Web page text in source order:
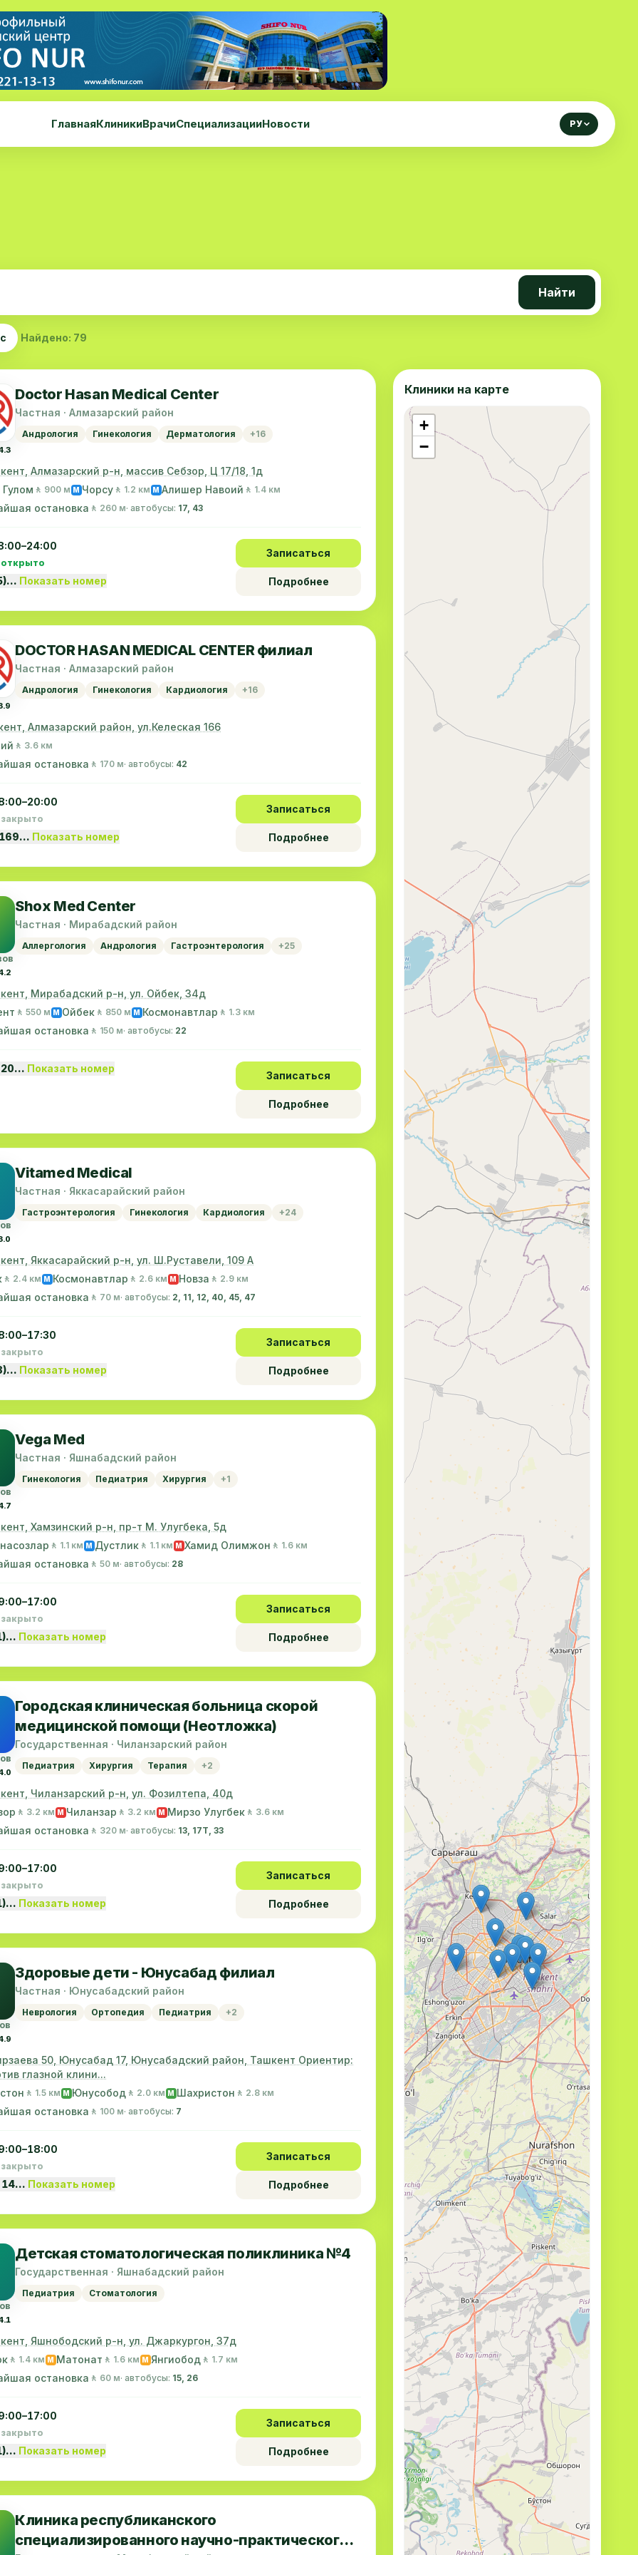
ГлавнаяКлиникиВрачиСпециализацииНовости РУ
Найти
Найдено: 79
Doctor Hasan Medical Center
Частная · Алмазарский район
Андрология Гинекология Дерматология +16
Алмазарский р-н, массив Себзор, Ц 17/18, 1д
Гулом 🚶 900 м M Чорсу 🚶 1.2 км M Алишер Навоий 🚶 1.4 км
остановка 🚶 260 м· автобусы: 17, 43
открыто
Показать номер
Записаться
Подробнее
DOCTOR HASAN MEDICAL CENTER филиал
Частная · Алмазарский район
Андрология Гинекология Кардиология +16
Алмазарский район, ул.Келеская 166
🚶 3.6 км
остановка 🚶 170 м· автобусы: 42
Показать номер
Записаться
Подробнее
Shox Med Center
Частная · Мирабадский район
Аллергология Андрология Гастроэнтерология +25
Мирабадский р-н, ул. Ойбек, 34д
🚶 550 м M Ойбек 🚶 850 м M Космонавтлар 🚶 1.3 км
остановка 🚶 150 м· автобусы: 22
20… Показать номер
Записаться
Подробнее
Vitamed Medical
Частная · Яккасарайский район
Гастроэнтерология Гинекология Кардиология +24
Яккасарайский р-н, ул. Ш.Руставели, 109 А
🚶 2.4 км M Космонавтлар 🚶 2.6 км M Новза 🚶 2.9 км
остановка 🚶 70 м· автобусы: 2, 11, 12, 40, 45, 47
Показать номер
Записаться
Подробнее
Vega Med
Частная · Яшнабадский район
Гинекология Педиатрия Хирургия +1
Хамзинский р-н, пр-т М. Улугбека, 5д
🚶 1.1 км M Дустлик 🚶 1.1 км M Хамид Олимжон 🚶 1.6 км
остановка 🚶 50 м· автобусы: 28
Показать номер
Записаться
Подробнее
Городская клиническая больница скорой
медицинской помощи (Неотложка)
Государственная · Чиланзарский район
Педиатрия Хирургия Терапия +2
Чиланзарский р-н, ул. Фозилтепа, 40д
🚶 3.2 км M Чиланзар 🚶 3.2 км M Мирзо Улугбек 🚶 3.6 км
остановка 🚶 320 м· автобусы: 13, 17T, 33
Показать номер
Записаться
Подробнее
Здоровые дети - Юнусабад филиал
Частная · Юнусабадский район
Неврология Ортопедия Педиатрия +2
50, Юнусабад 17, Юнусабадский район, Ташкент Ориентир:
глазной клини...
🚶 1.5 км M Юнусобод 🚶 2.0 км M Шахристон 🚶 2.8 км
остановка 🚶 100 м· автобусы: 7
14… Показать номер
Записаться
Подробнее
Детская стоматологическая поликлиника №4
Государственная · Яшнабадский район
Педиатрия Стоматология
г. Ташкент, Яшнободский р-н, ул. Джаркургон, 37д
🚶 1.4 км M Матонат 🚶 1.6 км M Янгиобод 🚶 1.7 км
остановка 🚶 60 м· автобусы: 15, 26
Показать номер
Записаться
Подробнее
Клиника республиканского
специализированного научно-практического
Клиники на карте
+
−